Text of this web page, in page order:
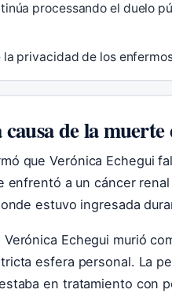
processando el duelo
la privacidad de los
de la
que Verónica Echegui
enfrentó a un cáncer
estuvo ingresada
Echegui murió
esfera personal. La
en tratamiento con